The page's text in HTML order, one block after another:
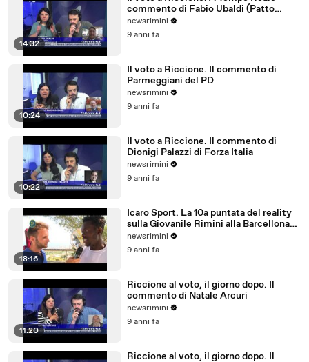
14:32
commento di Fabio Ubaldi (Patto
Civico Riccione)
newsrimini
9 anni fa
10:24
Il voto a Riccione. Il commento di
Parmeggiani del PD
newsrimini
9 anni fa
10:22
Il voto a Riccione. Il commento di
Dionigi Palazzi di Forza Italia
newsrimini
9 anni fa
18:16
Icaro Sport. La 10a puntata del reality
sulla Giovanile Rimini alla Barcellona
Professional Cup
newsrimini
9 anni fa
11:20
Riccione al voto, il giorno dopo. Il
commento di Natale Arcuri
newsrimini
9 anni fa
Riccione al voto, il giorno dopo. Il